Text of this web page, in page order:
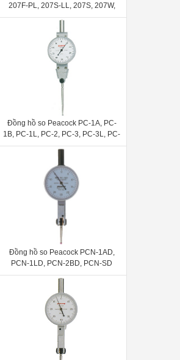
207F-PL, 207S-LL, 207S, 207W,
207WF-T, 307S, 307, 507, 509, 809
Đồng hồ so Peacock PC-1A, PC-
1B, PC-1L, PC-2, PC-3, PC-3L, PC-
4
Đồng hồ so Peacock PCN-1AD,
PCN-1LD, PCN-2BD, PCN-SD